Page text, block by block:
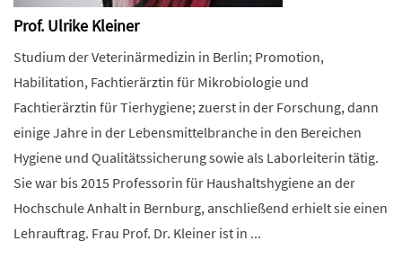
Prof. Ulrike Kleiner
Studium der Veterinärmedizin in Berlin; Promotion,
Habilitation, Fachtierärztin für Mikrobiologie und
Fachtierärztin für Tierhygiene; zuerst in der Forschung, dann
einige Jahre in der Lebensmittelbranche in den Bereichen
Hygiene und Qualitätssicherung sowie als Laborleiterin tätig.
Sie war bis 2015 Professorin für Haushaltshygiene an der
Hochschule Anhalt in Bernburg, anschließend erhielt sie einen
Lehrauftrag. Frau Prof. Dr. Kleiner ist in ...